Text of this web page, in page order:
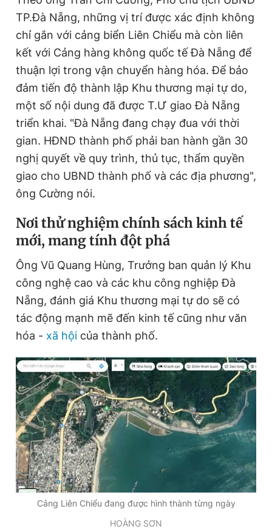
TP.Đà Nẵng, những vị trí được xác định không
chỉ gắn với cảng biển Liên Chiểu mà còn liên
kết với Cảng hàng không quốc tế Đà Nẵng để
thuận lợi trong vận chuyển hàng hóa. Để bảo
đảm tiến độ thành lập Khu thương mại tự do,
một số nội dung đã được T.Ư giao Đà Nẵng
triển khai. "Đà Nẵng đang chạy đua với thời
gian. HĐND thành phố phải ban hành gần 30
nghị quyết về quy trình, thủ tục, thẩm quyền
giao cho UBND thành phố và các địa phương",
ông Cường nói.
Nơi thử nghiệm chính sách kinh tế
mới, mang tính đột phá
Ông Vũ Quang Hùng, Trưởng ban quản lý Khu
công nghệ cao và các khu công nghiệp Đà
Nẵng, đánh giá Khu thương mại tự do sẽ có
tác động mạnh mẽ đến kinh tế cũng như văn
hóa - xã hội của thành phố.
Cảng Liên Chiểu đang được hình thành từng ngày
HOÀNG SƠN